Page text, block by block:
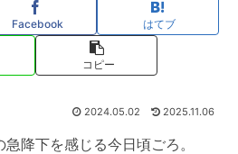
Facebook はてブ
コピー
2024.05.02 2025.11.06
降下を感じる今日頃ごろ。